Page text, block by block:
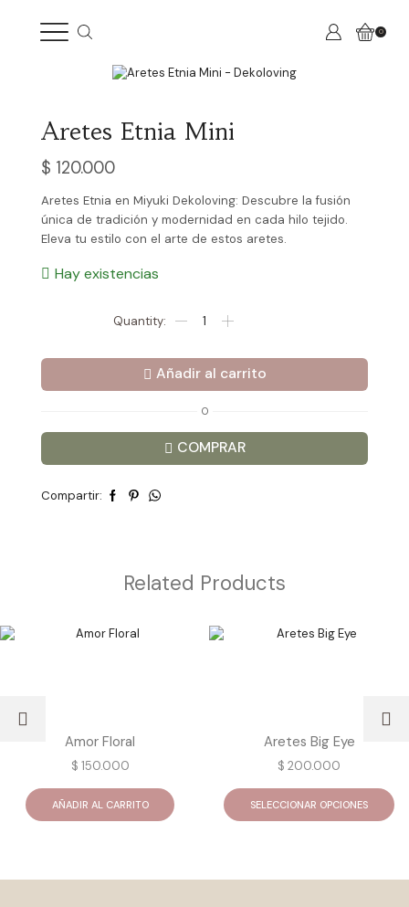
0
Aretes Etnia Mini
$ 120.000
Aretes Etnia en Miyuki Dekoloving: Descubre la fusión
única de tradición y modernidad en cada hilo tejido.
Eleva tu estilo con el arte de estos aretes.
Hay existencias
cantidad
Añadir al carrito
O
COMPRAR
Compartir:
Related Products
Amor Floral
$ 150.000
AÑADIR AL CARRITO
Aretes Big Eye
$ 200.000
SELECCIONAR OPCIONES